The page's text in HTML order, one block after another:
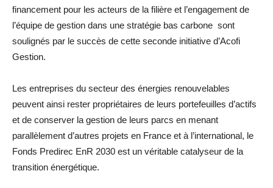
financement pour les acteurs de la filière et l’engagement de
l’équipe de gestion dans une stratégie bas carbone sont
soulignés par le succès de cette seconde initiative d’Acofi
Gestion.
Les entreprises du secteur des énergies renouvelables
peuvent ainsi rester propriétaires de leurs portefeuilles d’actifs
et de conserver la gestion de leurs parcs en menant
parallèlement d’autres projets en France et à l’international, le
Fonds Predirec EnR 2030 est un véritable catalyseur de la
transition énergétique.